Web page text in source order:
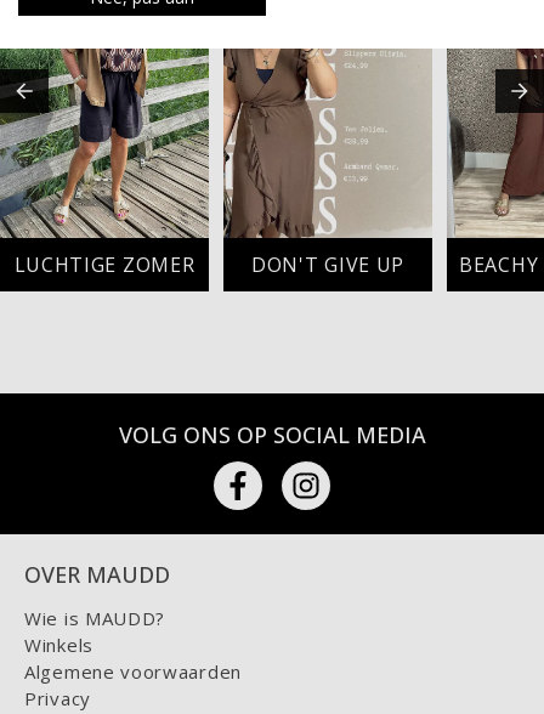
LUCHTIGE ZOMER DON'T GIVE UP
VOLG ONS OP SOCIAL MEDIA
OVER MAUDD
Wie is MAUDD?
Winkels
Algemene voorwaarden
Privacy